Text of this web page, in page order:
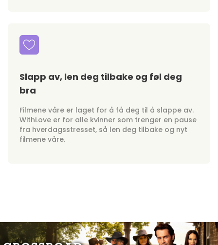
Slapp av, len deg tilbake og føl deg
bra
Filmene våre er laget for å få deg til å slappe av.
WithLove er for alle kvinner som trenger en pause
fra hverdagsstresset, så len deg tilbake og nyt
filmene våre.